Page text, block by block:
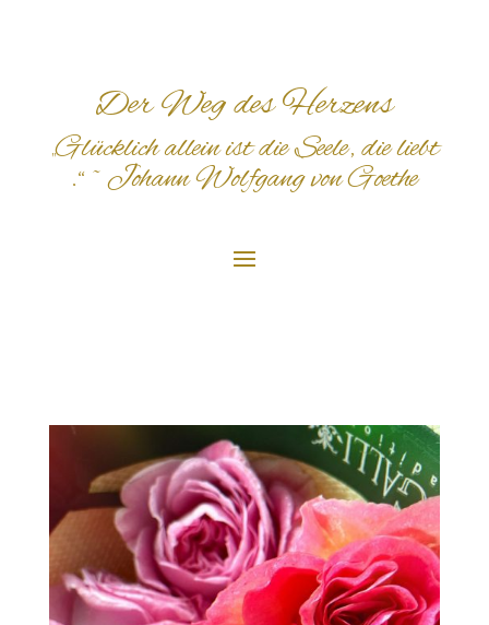
Der Weg des Herzens
„GlücklichalleinistdieSeele, dieliebt
.“ ~Johann Wolfgang von Goethe